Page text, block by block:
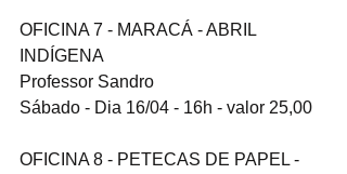
OFICINA 7 - MARACÁ - ABRIL
INDÍGENA
Professor Sandro
Sábado - Dia 16/04 - 16h - valor 25,00
OFICINA 8 - PETECAS DE PAPEL -